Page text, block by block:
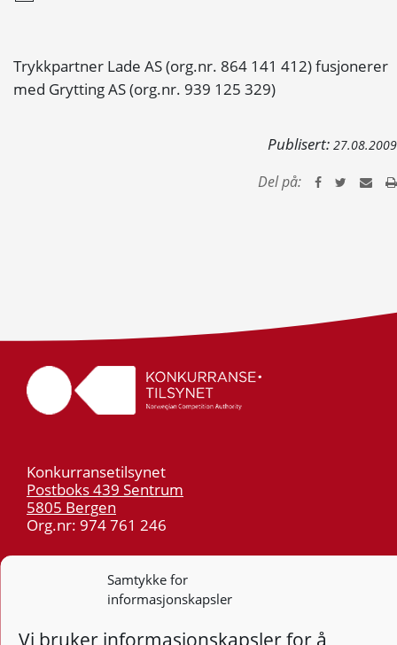
Samtykke for
informasjonskapsler
Vi bruker informasjonskapsler for å
Trykkpartner Lade AS (org.nr. 864 141 412) fusjonerer
med Grytting AS (org.nr. 939 125 329)
Publisert: 27.08.2009
Del på:
Konkurransetilsynet
Postboks 439 Sentrum
5805 Bergen
Org.nr: 974 761 246
55 59 75 00
post@kt.no